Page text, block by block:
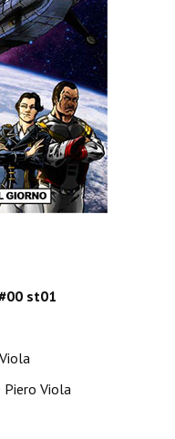
st01
Piero Viola